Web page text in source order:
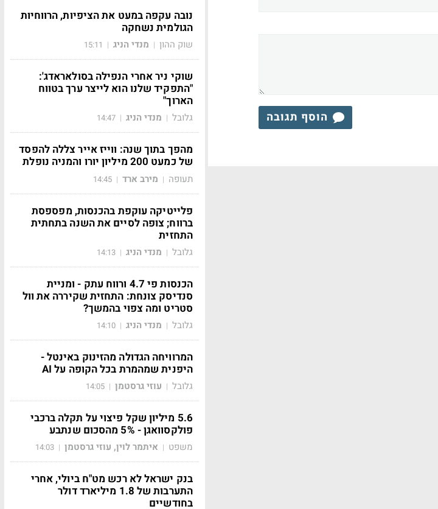
הוסף תגובה
נובה עקפה במעט את הציפיות, הרווחיות
הגולמית נשחקה
שוק ההון | מנדי הניג |
15:11
שוקי ניר אחרי הנפילה בסולאראדג':
"התפקיד שלנו הוא לייצר ערך בטווח
הארוך"
גלובל | מנדי הניג |
14:47
מהפך בתוך שנה: ווייז אייר צללה להפסד
של כמעט 200 מיליון יורו והמניה נופלת
תעופה | מירב ארד |
14:45
פלייטיקה עוקפת בהכנסות, מפספסת
ברווח; צופה לסיים את השנה בתחתית
התחזית
גלובל | מנדי הניג |
14:13
הכנסות פי 4.7 ורווח עתק - ומניית
סנדיסק צונחת: התחזית שקיררה את וול
סטריט ומה צפוי בהמשך?
גלובל | מנדי הניג |
14:10
המרוויחה הגדולה מהזינוק באינטל -
היפנית שמהמרת בכל הקופה על AI
גלובל | עוזי גרסטמן |
14:05
5.6 מיליון שקל פיצוי על תקלה ברכבי
פולקסוואגן - 5% מהסכום שנתבע
משפט | איתמר לוין, עוזי גרסטמן |
14:03
בנק ישראל לא רכש מט"ח ביולי, אחרי
התערבות של 1.8 מיליארד דולר
בחודשיים